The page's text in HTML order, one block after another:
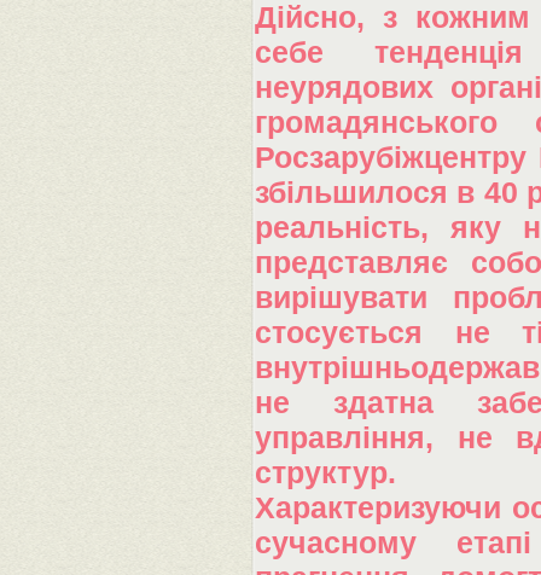
Дійсно, з
себе
неурядових
збільшилося в 40
реальність, яку
представляє
вирішувати
стосується не
не здатна
управління, не
структур.
Характеризуючи
сучасному